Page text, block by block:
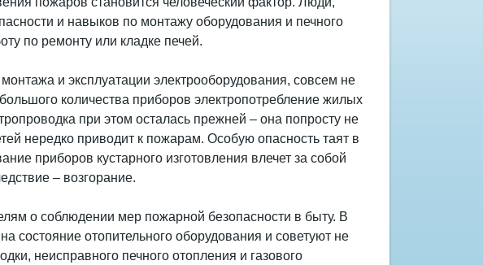
и навыков по монтажу оборудования и печного
по ремонту или кладке печей.
и эксплуатации электрооборудования, совсем не
количества приборов электропотребление жилых
при этом осталась прежней – она попросту не
нередко приводит к пожарам. Особую опасность таят в
приборов кустарного изготовления влечет за собой
– возгорание.
о соблюдении мер пожарной безопасности в быту. В
состояние отопительного оборудования и советуют не
неисправного печного отопления и газового